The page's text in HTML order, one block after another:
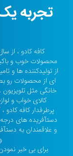
تجربه
محصولات خوب و
از تولیدکننده ها و
ای از محصولات رو
خانگی مثل
کالای خواب و
پرطرفدار کافه
دستآفریده های
و علاقمندان به
برای بی خبر